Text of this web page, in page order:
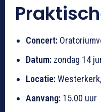
Concert:
Datum: zondag 14
Locatie:
Aanvang: 15.00 uur